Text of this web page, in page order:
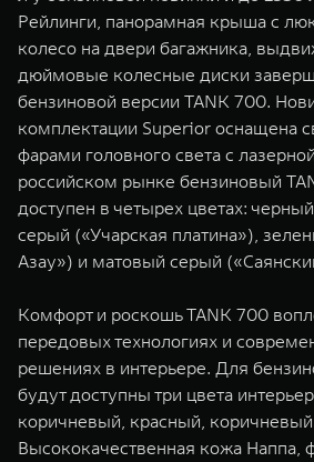
Рейлинги, панорамная крыша с
колесо на двери багажника,
дюймовые колесные диски
бензиновой версии TANK 700.
комплектации Superior оснащена
фарами головного света с
российском рынке бензиновый
доступен в четырех цветах:
серый («Учарская платина»),
Азау») и матовый серый
Комфорт и роскошь TANK 700
передовых технологиях и
решениях в интерьере. Для
будут доступны три цвета
коричневый, красный,
Высококачественная кожа Наппа,